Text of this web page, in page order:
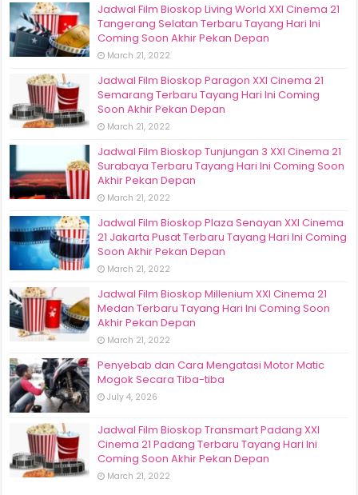
Jadwal Film Bioskop Living World XXI Cinema 21
Tangerang Selatan Terbaru Tayang Hari Ini
Coming Soon Akhir Pekan Depan
March 21, 2022
Jadwal Film Bioskop Paragon XXI Cinema 21
Semarang Terbaru Tayang Hari Ini Coming
Soon Akhir Pekan Depan
March 21, 2022
Jadwal Film Bioskop Tunjungan 3 XXI Cinema 21
Surabaya Terbaru Tayang Hari Ini Coming Soon
Akhir Pekan Depan
March 21, 2022
Jadwal Film Bioskop Plaza Senayan XXI Cinema
21 Jakarta Pusat Terbaru Tayang Hari Ini Coming
Soon Akhir Pekan Depan
March 21, 2022
Jadwal Film Bioskop Millenium XXI Cinema 21
Medan Terbaru Tayang Hari Ini Coming Soon
Akhir Pekan Depan
March 21, 2022
Penyebab dan Cara Mengatasi Motor Matic
Mogok Secara Tiba-tiba
July 4, 2026
Jadwal Film Bioskop Transmart Padang XXI
Cinema 21 Padang Terbaru Tayang Hari Ini
Coming Soon Akhir Pekan Depan
March 21, 2022